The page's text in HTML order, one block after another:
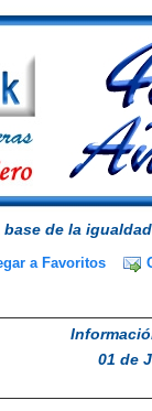
de la
a Favoritos
01 de